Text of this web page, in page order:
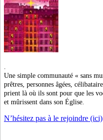
.
Une simple communauté « sans
prêtres, personnes âgées,
prient là où ils sont pour que les
et mûrissent dans son Église.
N’hésitez pas à le rejoindre (ici)